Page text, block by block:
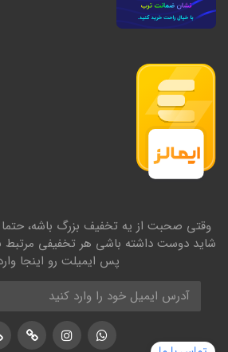
وقتی صحبت از یه تخفیف بزرگ باشه،
شاید دوست داشته باشی هر تخفیفی مرتبط
پس ایمیلت رو اینجا
پشتیبانی واتساپ
اینستاگرام